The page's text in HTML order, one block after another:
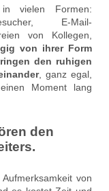
vielen Formen:
E-Mail-
von Kollegen,
von ihrer Form
den ruhigen
, ganz egal,
Moment lang
den
von